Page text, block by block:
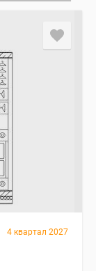
4 квартал 2027